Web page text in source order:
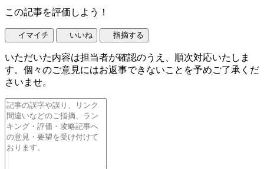
この記事を評価しよう！
イマイチ いいね 指摘する
いただいた内容は担当者が確認のうえ、順次対応いたしま
す。個々のご意見にはお返事できないことを予めご了承くだ
さいませ。